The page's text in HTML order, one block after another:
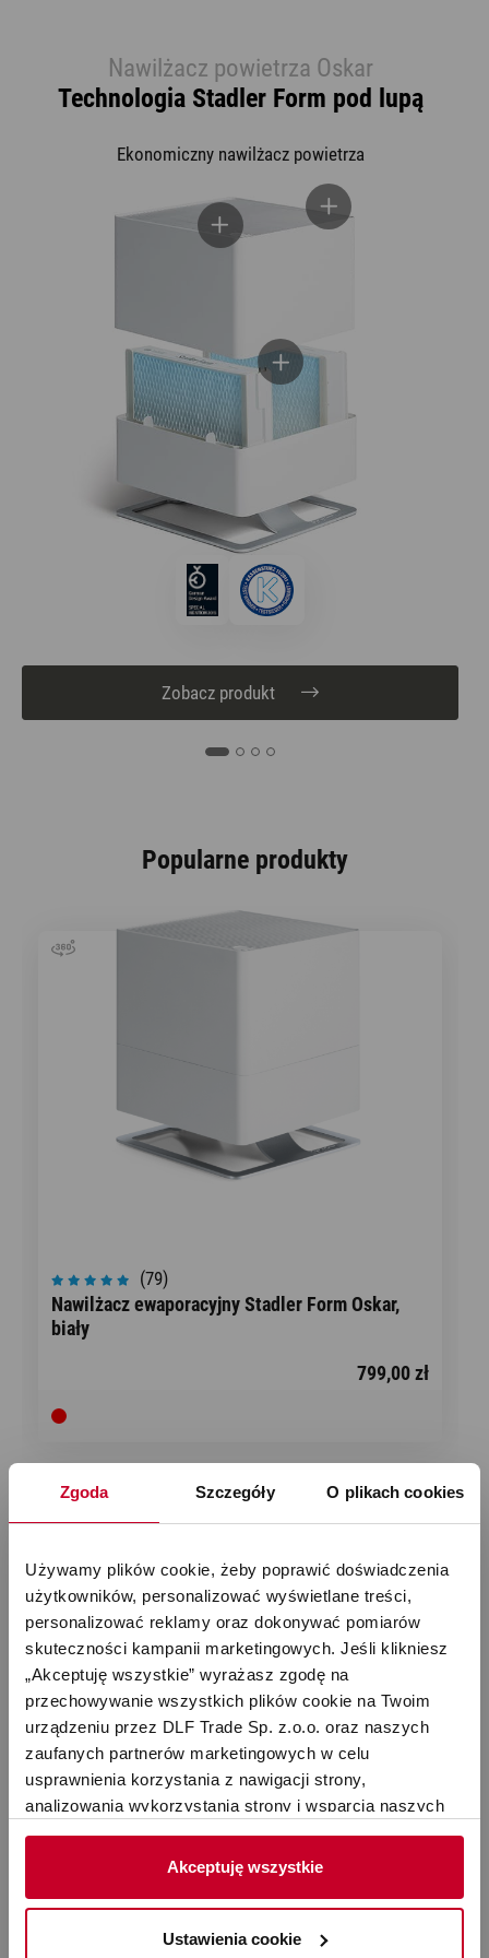
Zgoda Szczegóły O plikach cookies
Używamy plików cookie, żeby poprawić doświadczenia
użytkowników, personalizować wyświetlane treści,
personalizować reklamy oraz dokonywać pomiarów
skuteczności kampanii marketingowych. Jeśli klikniesz
„Akceptuję wszystkie” wyrażasz zgodę na
przechowywanie wszystkich plików cookie na Twoim
urządzeniu przez DLF Trade Sp. z.o.o. oraz naszych
zaufanych partnerów marketingowych w celu
usprawnienia korzystania z nawigacji strony,
analizowania wykorzystania strony i wsparcia naszych
działań marketingowych. Możesz też zarządzać nimi
samodzielnie poprzez wybranie opcji „Ustawienia
prywatności. W związku z korzystaniem z cookies w
celu personalizacji reklam i dokonywania pomiarów
Akceptuję wszystkie
Ustawienia cookie
Nawilżacz powietrza Oskar
Technologia Stadler Form pod lupą
Ekonomiczny nawilżacz powietrza
Zobacz produkt
Popularne produkty
(79)
Nawilżacz ewaporacyjny Stadler Form Oskar,
biały
799,00 zł
Stadler Form – Nawilżacze,
oczyszczacze, termowentylatory dla
lepszej jakości powietrza
W dzisiejszych czasach wiele osób bardzo świadomie
dba o swoje zdrowie i kondycję, a jednym z
samopoczucie jest jakość powietrza, którym oddychamy.
Zanieczyszczenia powietrza, takie jak pył, kurz, dym,
zdrowie, wywołując choroby dróg oddechowych, alergie i